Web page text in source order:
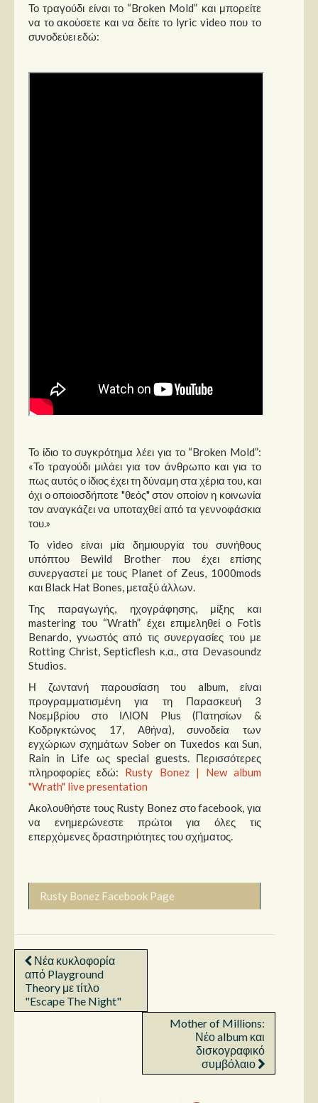
Καλλιτέχνες
Μουσικοί
Το τραγούδι είναι το “Broken Mold” και μπορείτε
να το ακούσετε και να δείτε το lyric video που το
συνοδεύει εδώ:
Το ίδιο το συγκρότημα λέει για το “Broken Mold”:
«Το τραγούδι μιλάει για τον άνθρωπο και για το
πως αυτός ο ίδιος έχει τη δύναμη στα χέρια του, και
όχι ο οποιοσδήποτε "θεός" στον οποίον η κοινωνία
τον αναγκάζει να υποταχθεί από τα γεννοφάσκια
του.»
Το video είναι μία δημιουργία του συνήθους
υπόπτου Bewild Brother που έχει επίσης
συνεργαστεί με τους Planet of Zeus, 1000mods
και Black Hat Bones, μεταξύ άλλων.
Της παραγωγής, ηχογράφησης, μίξης και
mastering του “Wrath” έχει επιμεληθεί ο Fotis
Benardo, γνωστός από τις συνεργασίες του με
Rotting Christ, Septicflesh κ.α., στα Devasoundz
Studios.
Η ζωντανή παρουσίαση του album, είναι
προγραμματισμένη για τη Παρασκευή 3
Νοεμβρίου στο ΙΛΙΟΝ Plus (Πατησίων &
Κοδριγκτώνος 17, Αθήνα), συνοδεία των
εγχώριων σχημάτων Sober on Tuxedos και Sun,
Rain in Life ως special guests. Περισσότερες
πληροφορίες εδώ: Rusty Bonez | New album
"Wrath" live presentation
Ακολουθήστε τους Rusty Bonez στο facebook, για
να ενημερώνεστε πρώτοι για όλες τις
επερχόμενες δραστηριότητες του σχήματος.
Rusty Bonez Facebook Page
Νέα κυκλοφορία
από Playground
Theory με τίτλο
"Escape The Night"
Mother of Millions:
Νέο album και
δισκογραφικό
συμβόλαιο